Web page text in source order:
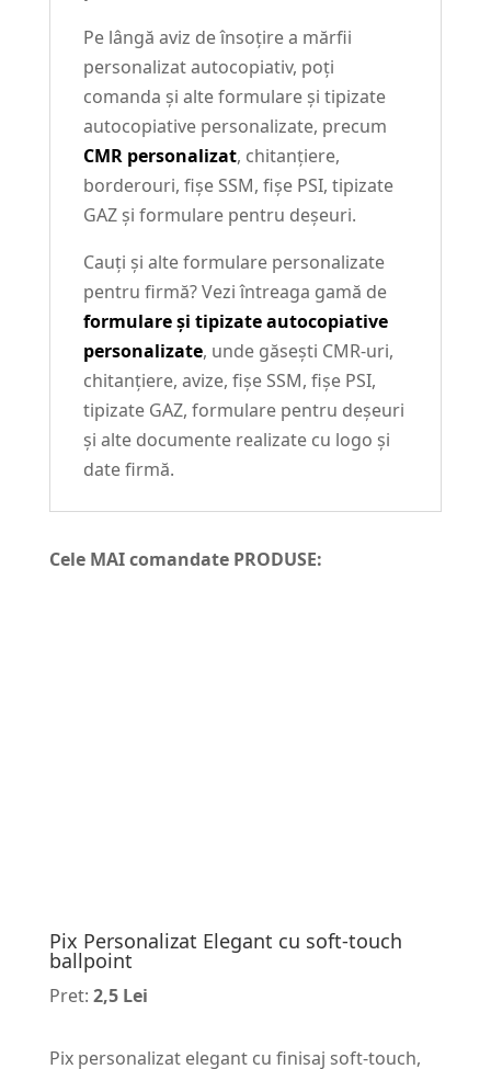
Pe lângă aviz de însoțire a mărfii
personalizat autocopiativ, poți
comanda și alte formulare și tipizate
autocopiative personalizate, precum
CMR personalizat, chitanțiere,
borderouri, fișe SSM, fișe PSI, tipizate
GAZ și formulare pentru deșeuri.
Cauți și alte formulare personalizate
pentru firmă? Vezi întreaga gamă de
formulare și tipizate autocopiative
personalizate, unde găsești CMR-uri,
chitanțiere, avize, fișe SSM, fișe PSI,
tipizate GAZ, formulare pentru deșeuri
și alte documente realizate cu logo și
date firmă.
Cele MAI comandate PRODUSE:
Pix Personalizat Elegant cu soft-touch
ballpoint
Pret: 2,5 Lei
Pix personalizat elegant cu finisaj soft-touch,